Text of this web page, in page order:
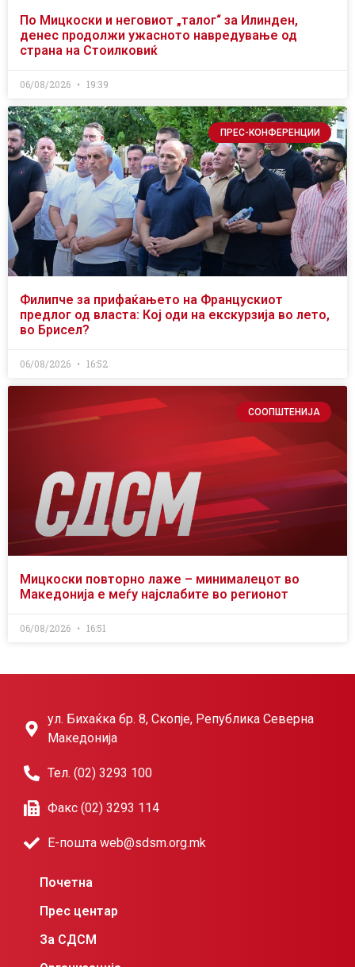
По Мицкоски и неговиот „талог“ за Илинден,
денес продолжи ужасното навредување од
страна на Стоилковиќ
06/08/2026 19:39
ПРЕС-КОНФЕРЕНЦИИ
Филипче за прифаќањето на Францускиот
предлог од власта: Кој оди на екскурзија во лето,
во Брисел?
06/08/2026 16:52
СООПШТЕНИЈА
Мицкоски повторно лаже – минималецот во
Македонија е меѓу најслабите во регионот
06/08/2026 16:51
ул. Бихаќка бр. 8, Скопје, Република Северна
Македонија
Тел. (02) 3293 100
Факс (02) 3293 114
Е-пошта web@sdsm.org.mk
Почетна
Прес центар
За СДСМ